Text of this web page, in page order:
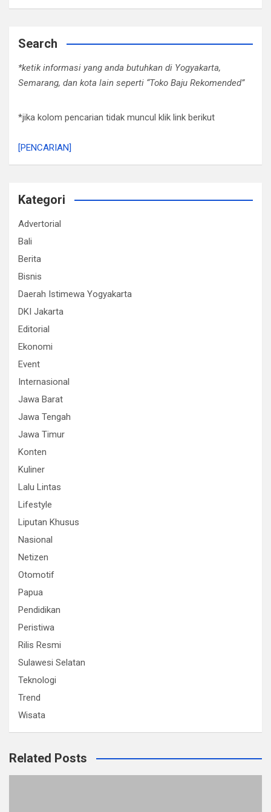
Search
*ketik informasi yang anda butuhkan di Yogyakarta,
Semarang, dan kota lain seperti “Toko Baju Rekomended”
*jika kolom pencarian tidak muncul klik link berikut
[PENCARIAN]
Kategori
Advertorial
Bali
Berita
Bisnis
Daerah Istimewa Yogyakarta
DKI Jakarta
Editorial
Ekonomi
Event
Internasional
Jawa Barat
Jawa Tengah
Jawa Timur
Konten
Kuliner
Lalu Lintas
Lifestyle
Liputan Khusus
Nasional
Netizen
Otomotif
Papua
Pendidikan
Peristiwa
Rilis Resmi
Sulawesi Selatan
Teknologi
Trend
Wisata
Related Posts